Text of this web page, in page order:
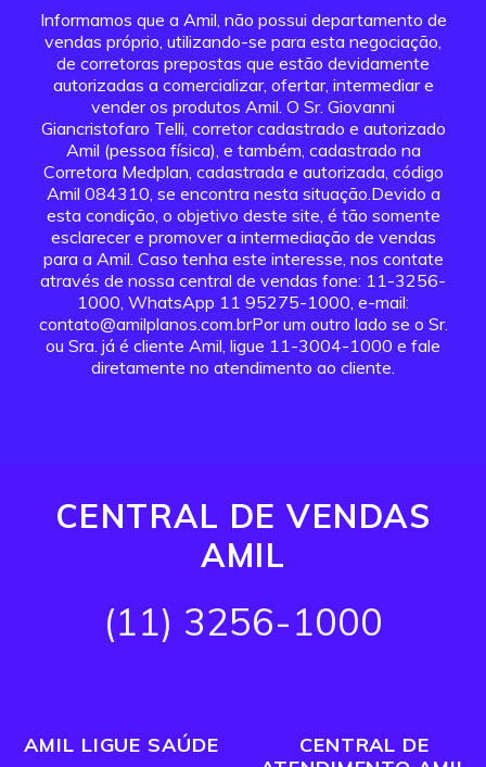
Informamos que a Amil, não possui departamento de
vendas próprio, utilizando-se para esta negociação,
de corretoras prepostas que estão devidamente
autorizadas a comercializar, ofertar, intermediar e
vender os produtos Amil. O Sr. Giovanni
Giancristofaro Telli, corretor cadastrado e autorizado
Amil (pessoa física), e também, cadastrado na
Corretora Medplan, cadastrada e autorizada, código
Amil 084310, se encontra nesta situação.Devido a
esta condição, o objetivo deste site, é tão somente
esclarecer e promover a intermediação de vendas
para a Amil. Caso tenha este interesse, nos contate
através de nossa central de vendas fone: 11-3256-
1000, WhatsApp 11 95275-1000, e-mail:
contato@amilplanos.com.brPor um outro lado se o Sr.
ou Sra. já é cliente Amil, ligue 11-3004-1000 e fale
diretamente no atendimento ao cliente.
CENTRAL DE VENDAS
AMIL
(11) 3256-1000
AMIL LIGUE SAÚDE
CENTRAL DE